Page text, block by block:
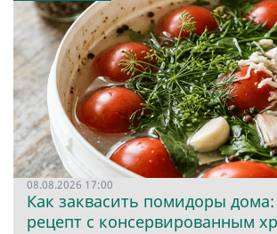
08.08.2026 17:00
Как заквасить помидоры
рецепт с консервированным